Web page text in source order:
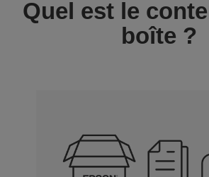
Quel est le
boîte ?